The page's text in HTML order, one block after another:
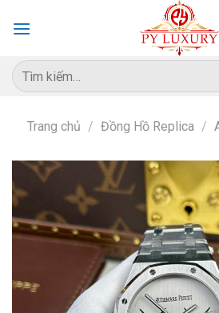
Tìm
kiếm:
Trang chủ / Đồng Hồ Replica /